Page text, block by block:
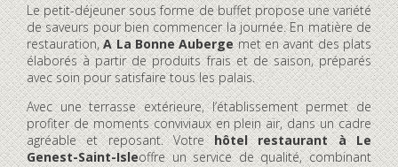
Le petit-déjeuner sous forme de buffet propose une variété
de saveurs pour bien commencer la journée. En matière de
restauration,A La Bonne Aubergemet en avant des plats
élaborés à partir de produits frais et de saison, préparés
avec soin pour satisfaire tous les palais.
Avec une terrasse extérieure, l’établissement permet de
profiter de moments conviviaux en plein air, dans un cadre
agréable et reposant. Votrehôtel restaurant à Le
Genest-Saint-Isleoffre un service de qualité, combinant